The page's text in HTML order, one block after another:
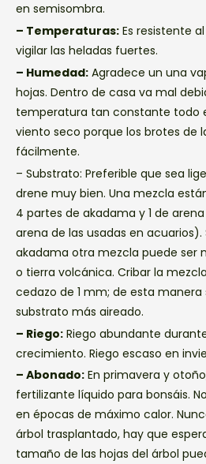
en semisombra.
– Temperaturas: Es resistente
vigilar las heladas fuertes.
– Humedad: Agradece un una
hojas. Dentro de casa va mal
temperatura tan constante todo
viento seco porque los brotes de
fácilmente.
– Substrato: Preferible que sea
drene muy bien. Una mezcla
4 partes de akadama y 1 de
arena de las usadas en
akadama otra mezcla puede ser
o tierra volcánica. Cribar la
cedazo de 1 mm; de esta
substrato más aireado.
– Riego: Riego abundante
crecimiento. Riego escaso en
– Abonado: En primavera y
fertilizante líquido para bonsáis.
en épocas de máximo calor.
árbol trasplantado, hay que
tamaño de las hojas del árbol